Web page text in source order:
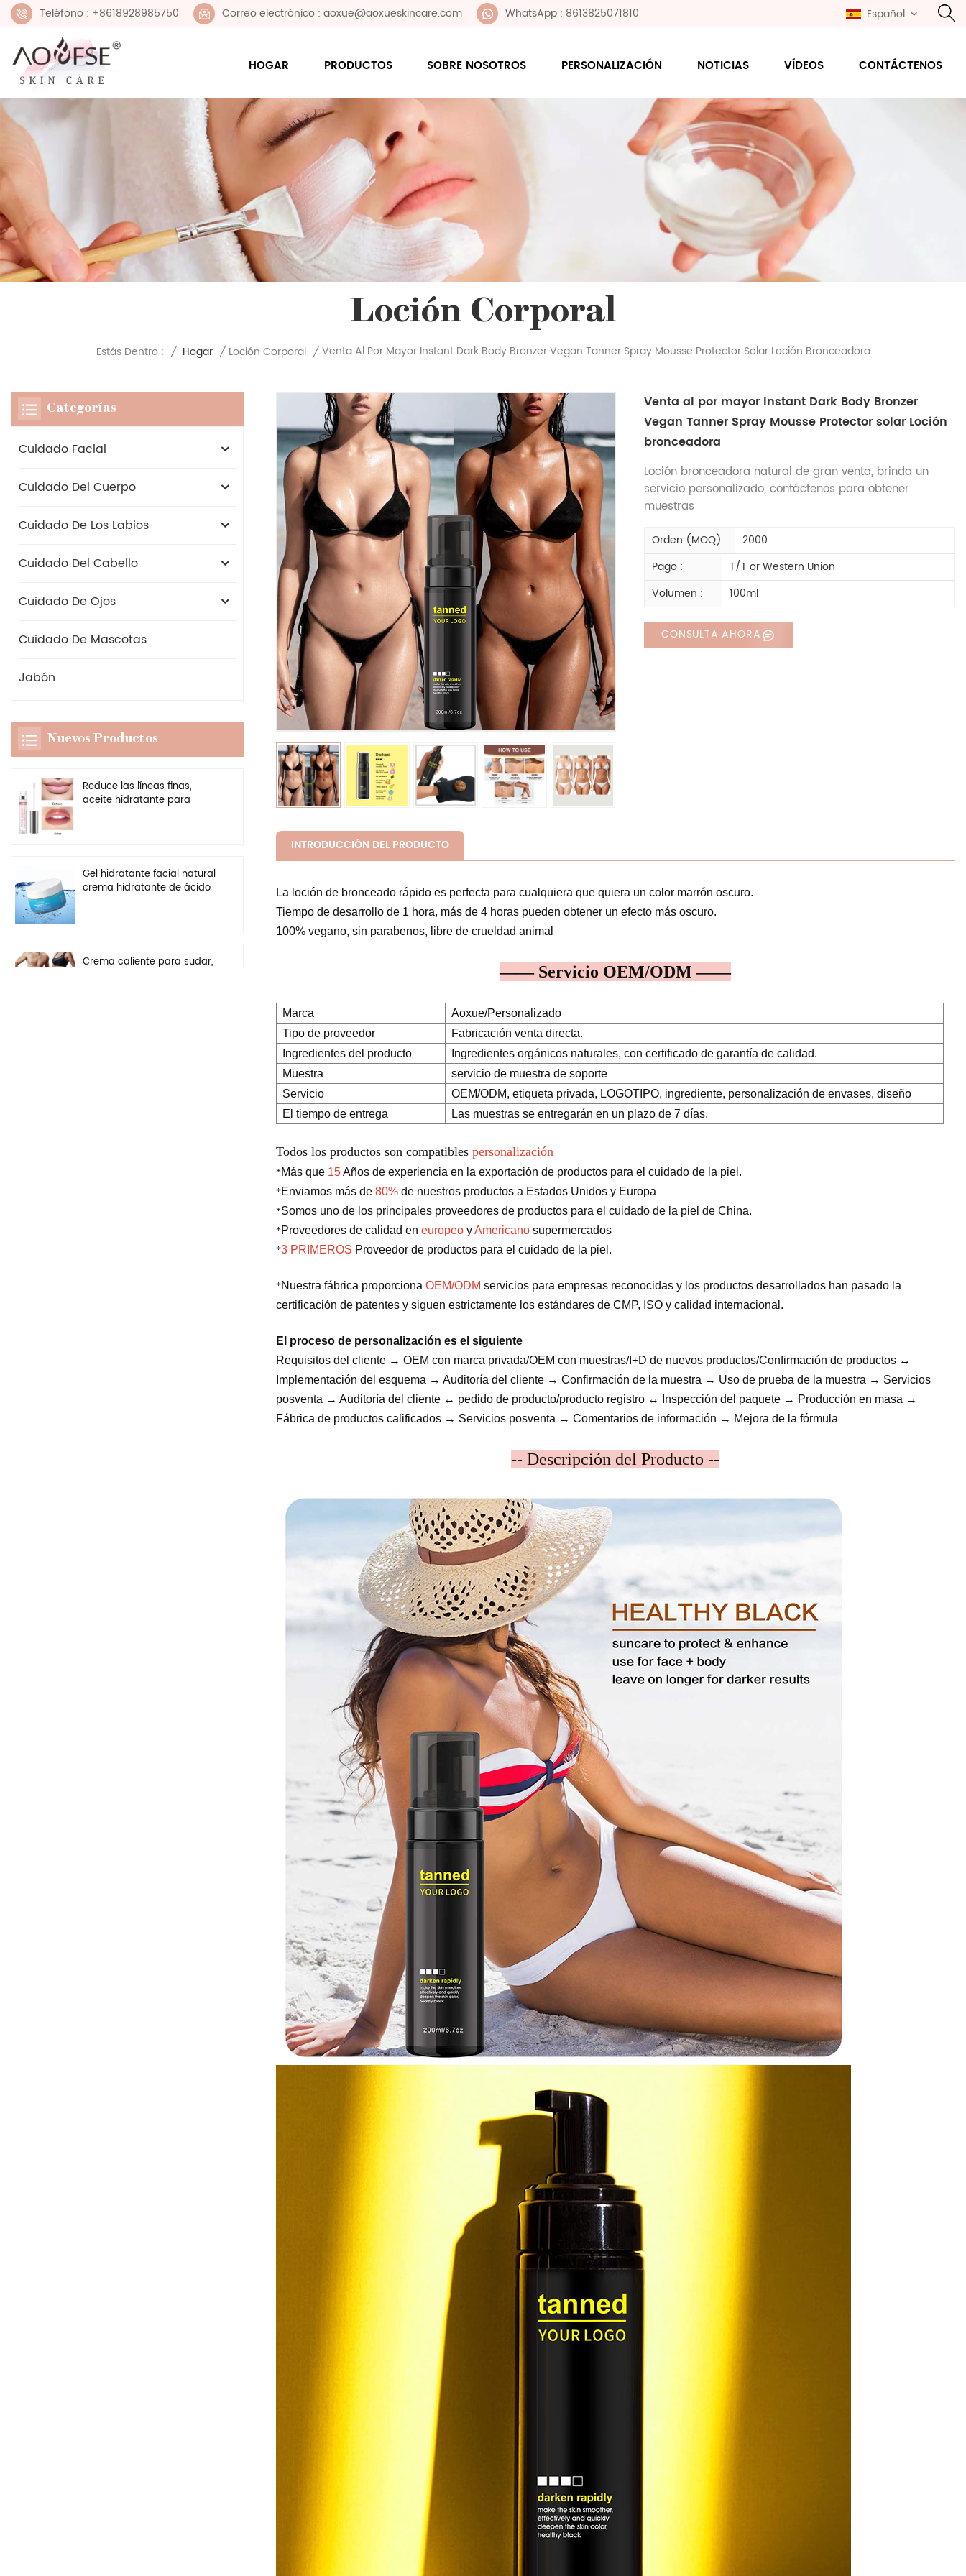
Teléfono : +8618928985750 Correo electrónico : aoxue@aoxueskincare.com WhatsApp : 8613825071810 Español
HOGAR PRODUCTOS SOBRE NOSOTROS PERSONALIZACIÓN NOTICIAS VÍDEOS CONTÁCTENOS
Loción Corporal
Estás Dentro : / Hogar / Loción Corporal / Venta Al Por Mayor Instant Dark Body Bronzer Vegan Tanner Spray Mousse Protector Solar Loción Bronceadora
Venta al por mayor Instant Dark Body Bronzer
Vegan Tanner Spray Mousse Protector solar Loción
bronceadora
Loción bronceadora natural de gran venta, brinda un
servicio personalizado, contáctenos para obtener
muestras
Orden (MOQ) :
2000
Pago :
T/T or Western Union
Volumen :
100ml
CONSULTA AHORA
INTRODUCCIÓN DEL PRODUCTO
La loción de bronceado rápido es perfecta para cualquiera que quiera un color marrón oscuro.
Tiempo de desarrollo de 1 hora, más de 4 horas pueden obtener un efecto más oscuro.
100% vegano, sin parabenos, libre de crueldad animal
—— Servicio OEM/ODM ——
Marca
Aoxue/Personalizado
Tipo de proveedor
Fabricación venta directa.
Ingredientes del producto
Ingredientes orgánicos naturales, con certificado de garantía de calidad.
Muestra
servicio de muestra de soporte
Servicio
OEM/ODM, etiqueta privada, LOGOTIPO, ingrediente, personalización de envases, diseño
El tiempo de entrega
Las muestras se entregarán en un plazo de 7 días.
Todos los productos son compatibles personalización
*Más que 15Años de experiencia en la exportación de productos para el cuidado de la piel.
*Enviamos más de 80%de nuestros productos a Estados Unidos y Europa
*Somos uno de los principales proveedores de productos para el cuidado de la piel de China.
*Proveedores de calidad en europeoyAmericanosupermercados
*3 PRIMEROS Proveedor de productos para el cuidado de la piel.
*Nuestra fábrica proporciona OEM/ODM servicios para empresas reconocidas y los productos desarrollados han pasado la
certificación de patentes y siguen estrictamente los estándares de CMP, ISO y calidad internacional.
El proceso de personalización es el siguiente
Requisitos del cliente → OEM con marca privada/OEM con muestras/I+D de nuevos productos/Confirmación de productos ↔
Implementación del esquema → Auditoría del cliente → Confirmación de la muestra → Uso de prueba de la muestra → Servicios
posventa → Auditoría del cliente ↔ pedido de producto/producto registro ↔ Inspección del paquete → Producción en masa →
Fábrica de productos calificados → Servicios posventa → Comentarios de información → Mejora de la fórmula
-- Descripción del Producto --
Categorías
Cuidado Facial
Cuidado Del Cuerpo
Cuidado De Los Labios
Cuidado Del Cabello
Cuidado De Ojos
Cuidado De Mascotas
Jabón
Nuevos Productos
Reduce las líneas finas,
aceite hidratante para
Gel hidratante facial natural
crema hidratante de ácido
Crema caliente para sudar,